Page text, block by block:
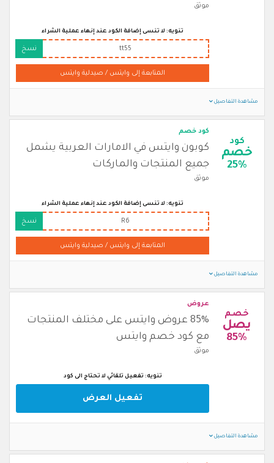
موثق
تنويه: لا تنسى إضافة الكود عند إنهاء عملية الشراء
tt55 نسخ
المتابعة إلى وايتس / صيدلية وايتس
مشاهدة التفاصيل
كود
خصم
25%
كود خصم
كوبون وايتس في الامارات العربية يشمل
جميع المنتجات والماركات
موثق
تنويه: لا تنسى إضافة الكود عند إنهاء عملية الشراء
R6 نسخ
المتابعة إلى وايتس / صيدلية وايتس
مشاهدة التفاصيل
خصم
يصل
85%
عروض
85% عروض وايتس على مختلف المنتجات
مع كود خصم وايتس
موثق
تنويه: تفعيل تلقائي لا تحتاج الى كود
تفعيل العرض
مشاهدة التفاصيل